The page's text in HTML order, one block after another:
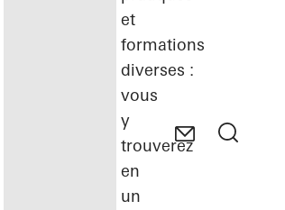
et
formations
diverses :
vous
y
trouverez
en
un